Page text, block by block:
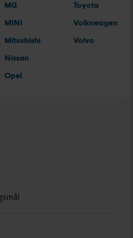
MG
MINI
Mitsubishi
Nissan
Opel
Toyota
Volkswagen
Volvo